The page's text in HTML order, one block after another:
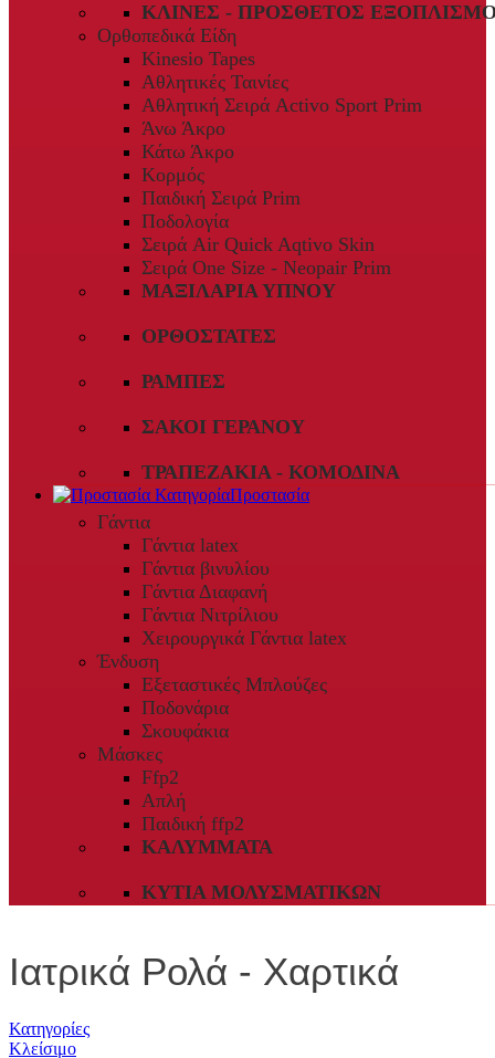
ΚΛΊΝΕΣ - ΠΡΌΣΘΕΤΟΣ
Ορθοπεδικά Είδη
Kinesio Tapes
Αθλητικές Ταινίες
Αθλητική Σειρά Activo Sport Prim
Άνω Άκρο
Κάτω Άκρο
Κορμός
Παιδική Σειρά Prim
Ποδολογία
Σειρά Air Quick Aqtivo Skin
Σειρά One Size - Neopair Prim
ΜΑΞΙΛΆΡΙΑ ΎΠΝΟΥ
ΟΡΘΟΣΤΆΤΕΣ
ΡΆΜΠΕΣ
ΣΆΚΟΙ ΓΕΡΑΝΟΎ
ΤΡΑΠΕΖΆΚΙΑ - ΚΟΜΟΔΊΝΑ
Προστασία
Γάντια
Γάντια latex
Γάντια βινυλίου
Γάντια Διαφανή
Γάντια Νιτρίλιου
Χειρουργικά Γάντια latex
Ένδυση
Εξεταστικές Μπλούζες
Ποδονάρια
Σκουφάκια
Μάσκες
Ffp2
Απλή
Παιδική ffp2
ΚΑΛΎΜΜΑΤΑ
ΚΥΤΊΑ ΜΟΛΥΣΜΑΤΙΚΏΝ
Ιατρικά Ρολά - Χαρτικά
Κατηγορίες
Κλείσιμο